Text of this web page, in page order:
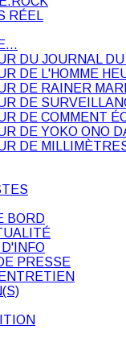
RÉEL
DU JOURNAL
DE L'HOMME
DE RAINER
DE
DE COMMENT
DE YOKO ONO
DE
BORD
PRESSE